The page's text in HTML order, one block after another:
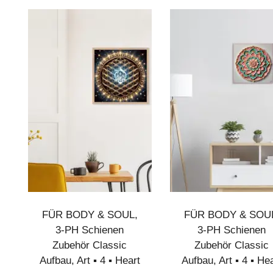
Kohlenhydrate
gesättigte Fettsäuren
Kalium
Magnesium
* entspricht 87,9 % des NRV – Nährstoffbezugswerts
** entspricht 17,5 % des NRV – Nährstoffbezugswerts
Information für Diabetiker: 1 Doppelsachet
FÜR BODY & SOUL,
3-PH Schienen
Zubehör Classic
Aufbau, Art ▪︎ 4 ▪︎ Heart
FÜR BODY &
3-PH Schienen
Zubehör Classic
Aufbau, Art ▪︎ 4 ▪︎